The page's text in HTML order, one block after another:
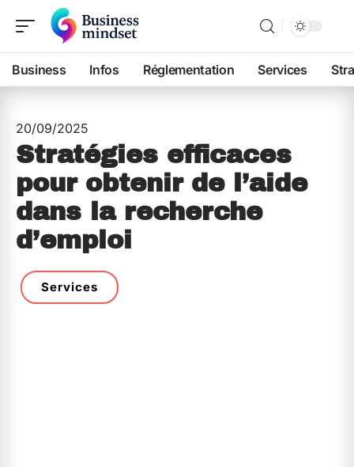
Business Infos Réglementation Services
20/09/2025
Stratégies efficaces
pour obtenir de l’aide
dans la recherche
d’emploi
Services